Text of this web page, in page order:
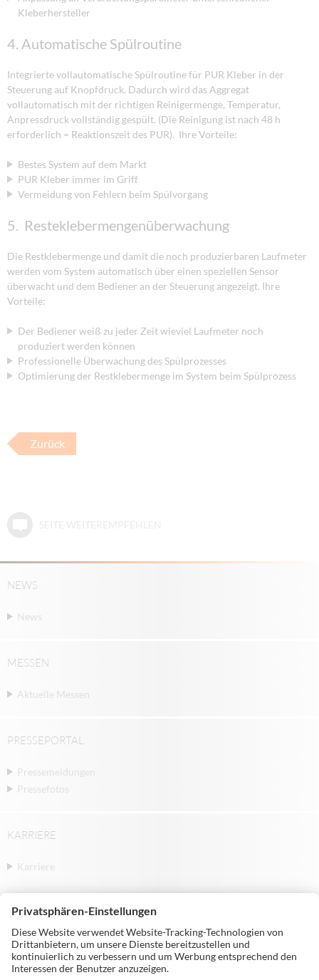
Kleberhersteller
4. Automatische Spülroutine
Integrierte vollautomatische Spülroutine für PUR Kleber in der
Steuerung auf Knopfdruck. Dadurch wird das Aggregat
vollautomatisch mit der richtigen Reinigermenge, Temperatur,
Anpressdruck vollständig gespült. (Die Reinigung ist nach 48 h
erforderlich = Reaktionszeit des PUR). Ihre Vorteile:
Bestes System auf dem Markt
PUR Kleber immer im Griff
Vermeidung von Fehlern beim Spülvorgang
5. Resteklebermengenüberwachung
Die Restklebermenge und damit die noch produzierbaren Laufmeter
werden vom System automatisch über einen speziellen Sensor
überwacht und dem Bediener an der Steuerung angezeigt. Ihre
Vorteile:
Der Bediener weiß zu jeder Zeit wieviel Laufmeter noch
produziert werden können
Professionelle Überwachung des Spülprozesses
Optimierung der Restklebermenge im System beim Spülprozess
Zurück
NEWS
News
MESSEN
Aktuelle Messen
PRESSEPORTAL
Pressemeldungen
Pressefotos
KARRIERE
Karriere